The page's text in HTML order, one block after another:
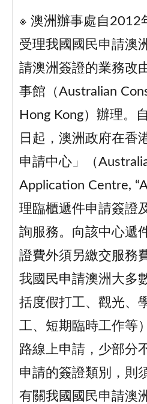
※ 澳洲辦事處自2012
受理我國國民申請澳
請澳洲簽證的業務改
事館（Australian
Hong Kong）辦理。
日起，澳洲政府在香
申請中心」（
Application Centre,
理臨櫃遞件申請簽證
詢服務。向該中心遞
證費外須另繳交服務
我國民申請澳洲大多
括度假打工、觀光、
工、短期臨時工作等
路線上申請，少部分
申請的簽證類別，則
有關我國國民申請澳